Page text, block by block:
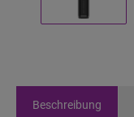
Beschreibung